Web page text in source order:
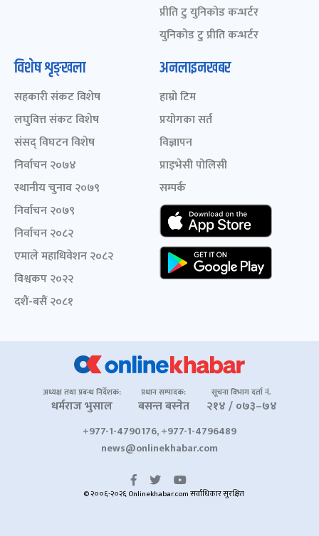
प्रीति टु युनिकोड कन्भर्टर
युनिकोड टु प्रीति कन्भर्टर
विशेष शृङ्खला
सहकारी संकट विशेष
लघुवित्त संकट विशेष
संसद् विघटन विशेष
निर्वाचन २०७४
स्थानीय चुनाव २०७९
निर्वाचन २०७९
निर्वाचन २०८२
एमाले महाधिवेशन २०८२
विश्वकप २०२२
दशैं-बसैं २०८१
अनलाइनखबर
हाम्रो टिम
प्रयोगका सर्त
विज्ञापन
प्राइभेसी पोलिसी
सम्पर्क
अध्यक्ष तथा प्रबन्ध निर्देशक:
धर्मराज भुसाल
प्रधान सम्पादक:
बसन्त बस्नेत
सूचना विभाग दर्ता नं.
२१४ / ०७३–७४
+977-1-4790176, +977-1-4796489
news@onlinekhabar.com
© २००६-२०२६ Onlinekhabar.com सर्वाधिकार सुरक्षित